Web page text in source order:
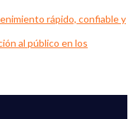
rápido, confiable y
al público en los